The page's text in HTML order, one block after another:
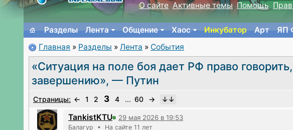
О сайте Активные темы Помощь
Разделы Лента Общение Хаос Инкубатор Арт ЯП
Главная » Разделы » Лента » События
«Ситуация на поле боя дает РФ право
завершению», — Путин
Страницы: ← 1 2 3 4 ... 60 →
TankistKTU 29 мая 2026 в 19:53
Балагур • На сайте 11 лет